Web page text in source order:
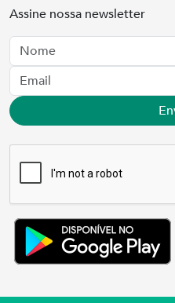
Assine nossa newsletter
Nome
Email